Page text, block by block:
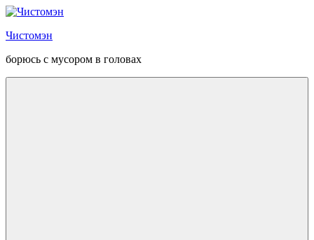
Перейти
содержанию
Чистомэн
борюсь с мусором в головах